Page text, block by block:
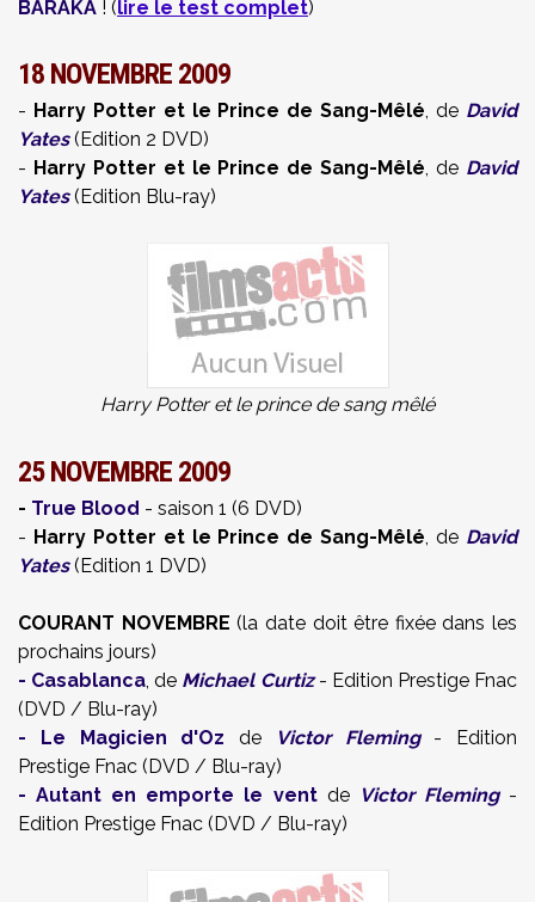
BARAKA ! (lire le test complet)
18 NOVEMBRE 2009
- Harry Potter et le Prince de Sang-Mêlé, de David
Yates(Edition 2 DVD)
- Harry Potter et le Prince de Sang-Mêlé, de David
Yates(Edition Blu-ray)
Harry Potter et le prince de sang mêlé
25 NOVEMBRE 2009
- True Blood - saison 1 (6 DVD)
- Harry Potter et le Prince de Sang-Mêlé, de David
Yates(Edition 1 DVD)
COURANT NOVEMBRE(la date doit être fixée dans les
prochains jours)
- Casablanca, de Michael Curtiz- Edition Prestige Fnac
(DVD / Blu-ray)
- Le Magicien d'Oz de Victor Fleming- Edition
Prestige Fnac (DVD / Blu-ray)
-Autant en emporte le ventde Victor Fleming-
Edition Prestige Fnac (DVD / Blu-ray)